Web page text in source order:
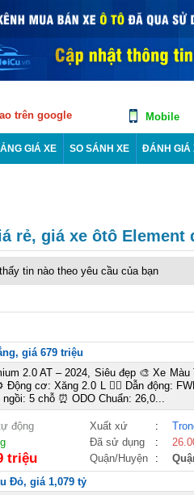
trên google Mobile
GIÁ XE SO SÁNH XE ĐÁNH GIÁ
rẻ, giá xe ôtô Element
tin nào theo yêu cầu của bạn
giá 679 triệu
2.0 AT – 2024, Siêu đẹp 🎨 Xe
cơ: Xăng 2.0 L 🚴‍♀️ Dẫn động:
5 chỗ ⏰ ODO Chuẩn: 26,0...
động Xuất xứ :
Đã sử dụng :
triệu Quận/Huyện :
Đỏ, giá 1,079 tỷ